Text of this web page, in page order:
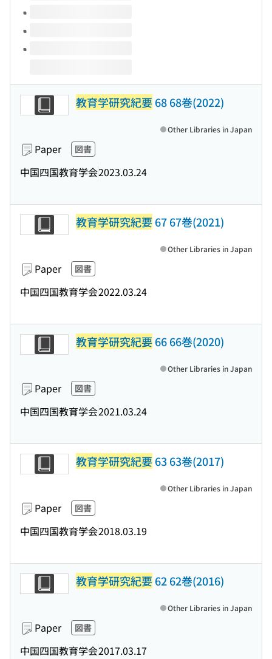
教育学研究紀要68 68巻(2022)
Paper 図書
中国四国教育学会2023.03.24
Other Libraries in Japan
教育学研究紀要67 67巻(2021)
Paper 図書
中国四国教育学会2022.03.24
Other Libraries in Japan
教育学研究紀要66 66巻(2020)
Paper 図書
中国四国教育学会2021.03.24
Other Libraries in Japan
教育学研究紀要63 63巻(2017)
Paper 図書
中国四国教育学会2018.03.19
Other Libraries in Japan
教育学研究紀要62 62巻(2016)
Paper 図書
中国四国教育学会2017.03.17
Other Libraries in Japan